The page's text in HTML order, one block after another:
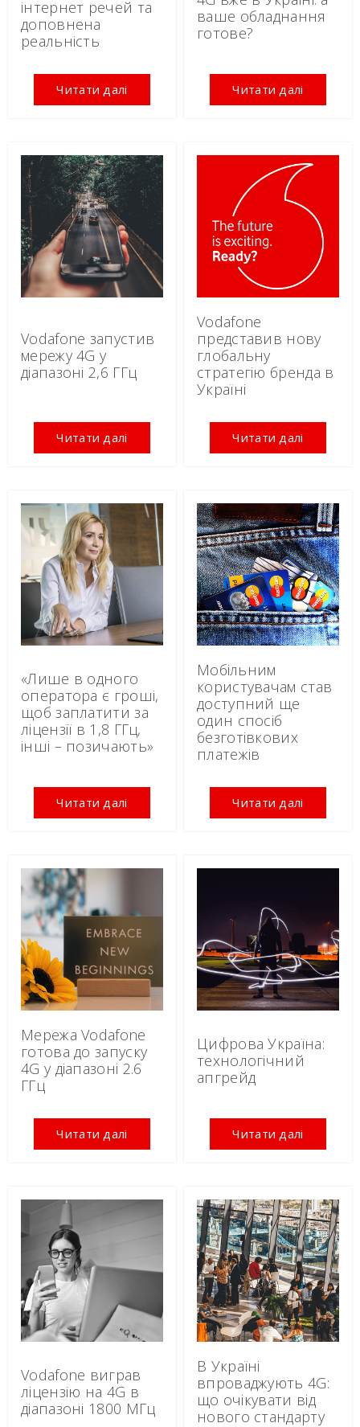
інтернет речей та
доповнена
реальність​
Читати далі
ваше обладнання
готове?​
Читати далі
Vodafone запустив
мережу 4G у
діапазоні 2,6 ГГц
Читати далі
Vodafone
представив нову
глобальну
стратегію бренда в
Україні
Читати далі
«Лише в одного
оператора є гроші,
щоб заплатити за
ліцензії в 1,8 ГГц,
інші – позичають»
Читати далі
Мобільним
користувачам став
доступний ще
один спосіб
безготівкових
платежів
Читати далі
Мережа Vodafone
готова до запуску
4G у діапазоні 2.6
ГГц
Читати далі
Цифрова Україна:
технологічний
апгрейд
Читати далі
Vodafone виграв
ліцензію на 4G в
діапазоні 1800 МГц
В Україні
впроваджують 4G:
що очікувати від
нового стандарту